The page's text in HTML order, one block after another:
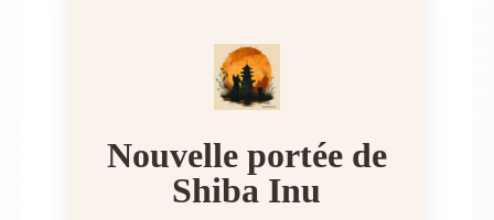
Nouvelle portée de
Shiba Inu